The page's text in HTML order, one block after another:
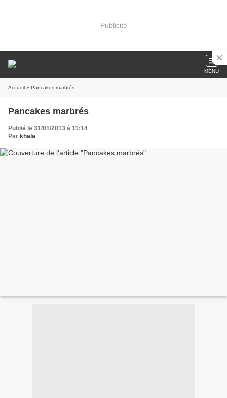
Publicité
MENU
Accueil » Pancakes marbrés
Pancakes marbrés
Publié le 31/01/2013 à 11:14
Par khala